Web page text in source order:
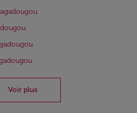
Voir plus